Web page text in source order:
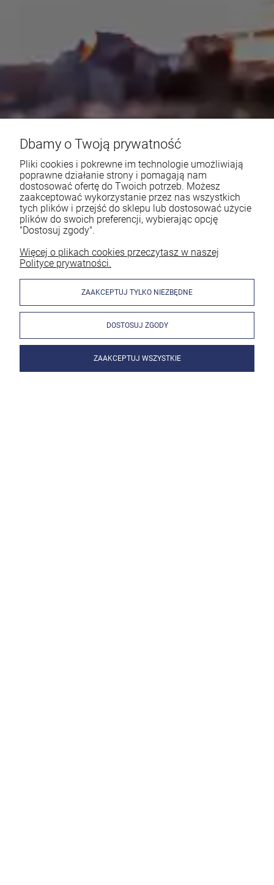
Dbamy o Twoją prywatność
Pliki cookies i pokrewne im technologie umożliwiają
poprawne działanie strony i pomagają nam
dostosować ofertę do Twoich potrzeb. Możesz
zaakceptować wykorzystanie przez nas wszystkich
tych plików i przejść do sklepu lub dostosować użycie
plików do swoich preferencji, wybierając opcję
"Dostosuj zgody".
Więcej o plikach cookies przeczytasz w naszej
Polityce prywatności.
ZAAKCEPTUJ TYLKO NIEZBĘDNE
DOSTOSUJ ZGODY
ZAAKCEPTUJ WSZYSTKIE